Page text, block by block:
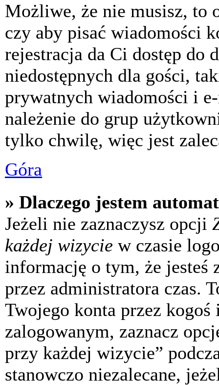
Możliwe, że nie musisz, to
czy aby pisać wiadomości
rejestracja da Ci dostęp do
niedostępnych dla gości,
prywatnych wiadomości i
należenie do grup
tylko chwilę, więc jest
Góra
» Dlaczego jestem
Jeżeli nie zaznaczysz opcji
każdej wizycie w czasie
informację o tym, że jesteś
przez administratora czas.
Twojego konta przez kogoś
zalogowanym, zaznacz
przy każdej wizycie”
stanowczo niezalecane,